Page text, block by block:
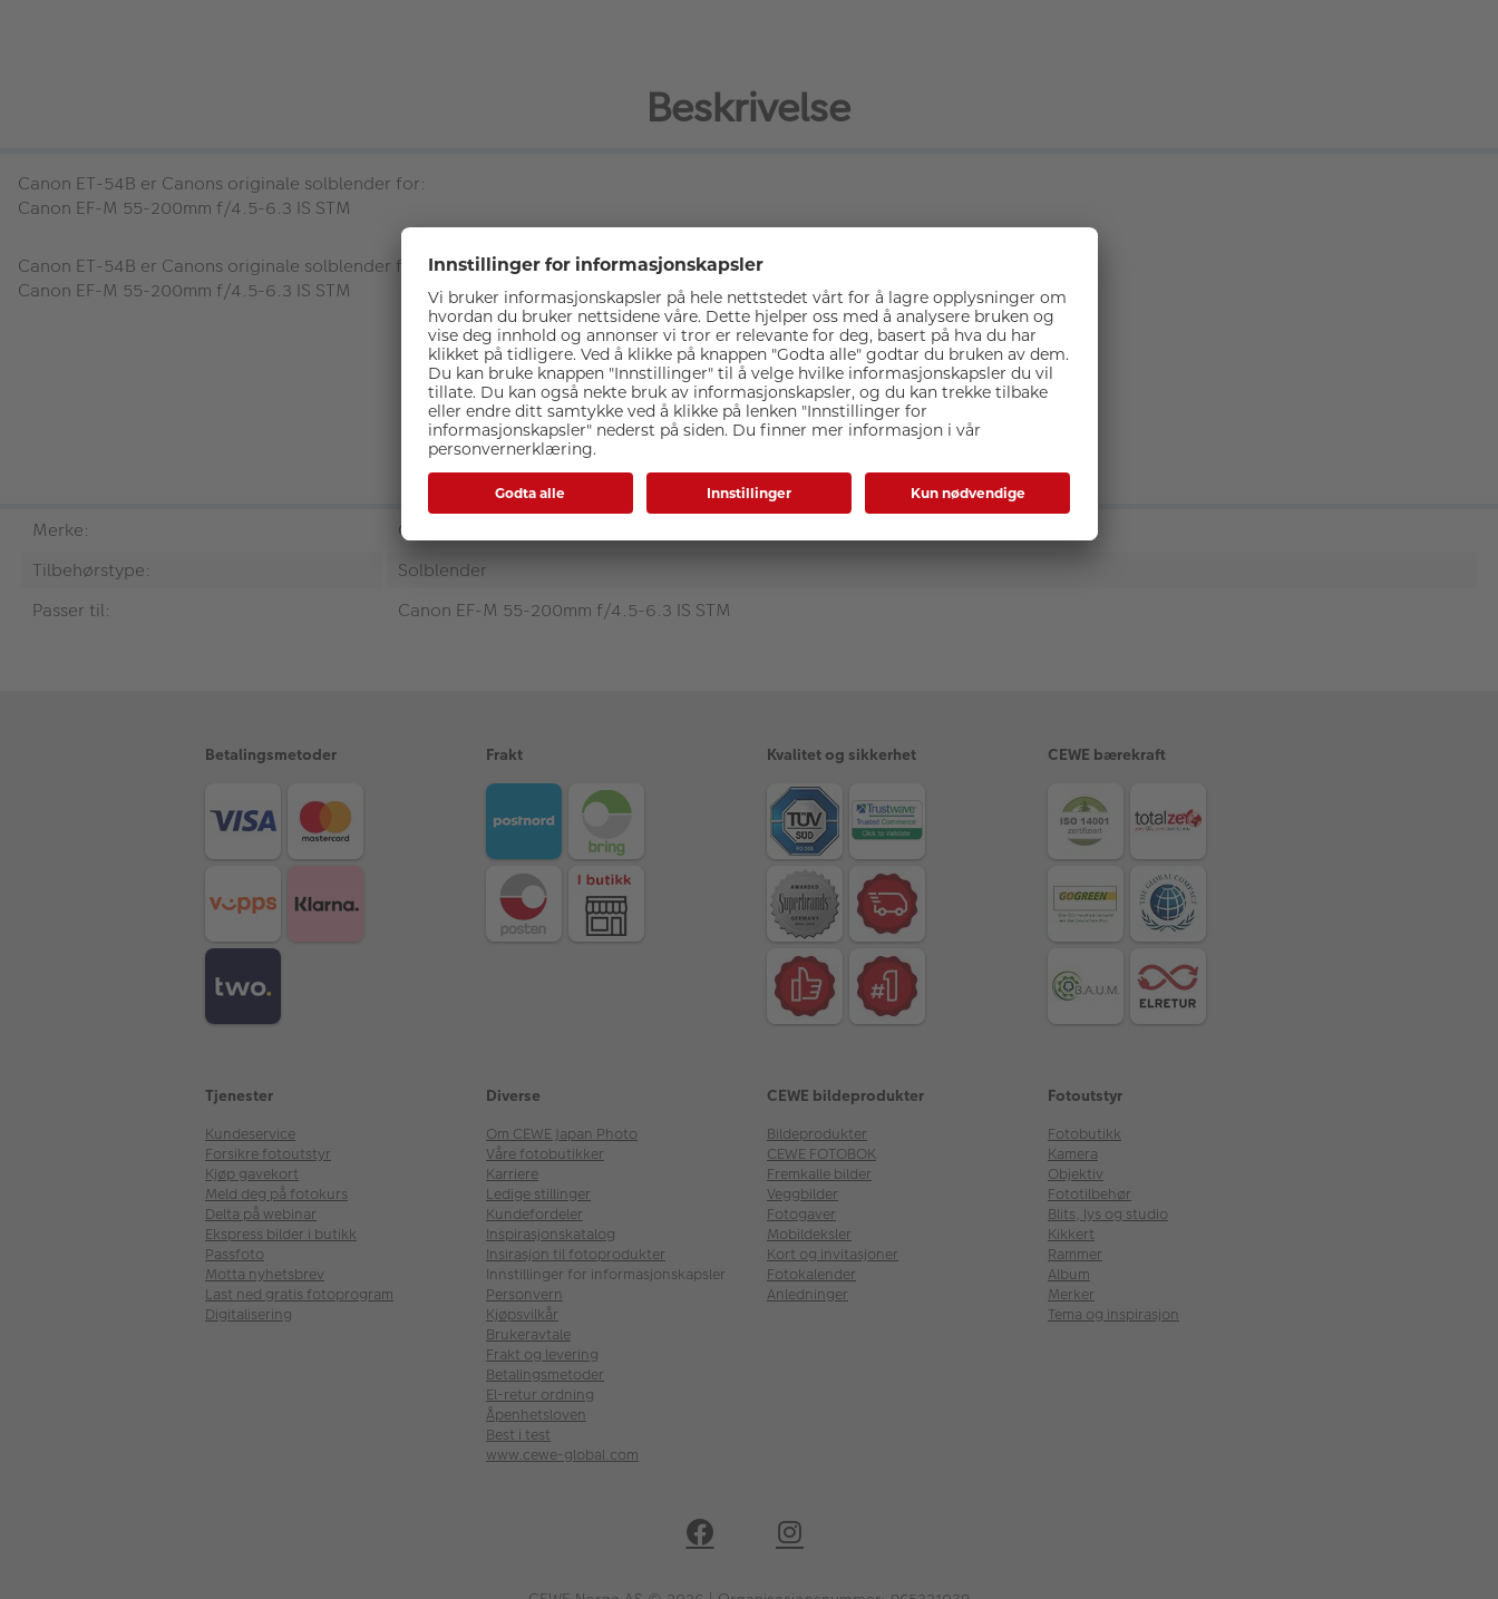
Beskrivelse
Canon ET-54B er Canons originale solblender for:
Canon EF-M 55-200mm f/4.5-6.3 IS STM
Canon ET-54B er Canons originale solblender for:
Canon EF-M 55-200mm f/4.5-6.3 IS STM
Spesifikasjoner
Merke:
Canon
Tilbehørstype:
Solblender
Passer til:
Canon EF-M 55-200mm f/4.5-6.3 IS STM
Betalingsmetoder Frakt Kvalitet og sikkerhet CEWE bærekraft
Tjenester
Kundeservice
Forsikre fotoutstyr
Kjøp gavekort
Meld deg på fotokurs
Delta på webinar
Ekspress bilder i butikk
Passfoto
Motta nyhetsbrev
Last ned gratis fotoprogram
Digitalisering
Diverse
Om CEWE Japan Photo
Våre fotobutikker
Karriere
Ledige stillinger
Kundefordeler
Inspirasjonskatalog
Insirasjon til fotoprodukter
Innstillinger for informasjonskapsler
Personvern
Kjøpsvilkår
Brukeravtale
Frakt og levering
Betalingsmetoder
El-retur ordning
Åpenhetsloven
Best i test
www.cewe-global.com
CEWE bildeprodukter
Bildeprodukter
CEWE FOTOBOK
Fremkalle bilder
Veggbilder
Fotogaver
Mobildeksler
Kort og invitasjoner
Fotokalender
Anledninger
Fotoutstyr
Fotobutikk
Kamera
Objektiv
Fototilbehør
Blits, lys og studio
Kikkert
Rammer
Album
Merker
Tema og inspirasjon